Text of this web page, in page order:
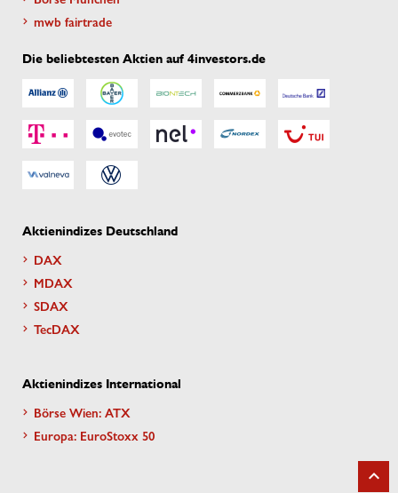
mwb fairtrade
Die beliebtesten Aktien auf 4investors.de
Aktienindizes Deutschland
DAX
MDAX
SDAX
TecDAX
Aktienindizes International
Börse Wien: ATX
Europa: EuroStoxx 50